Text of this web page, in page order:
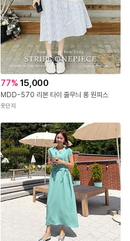
77% 15,000
MDD-570 리본 타이 줄무늬 롱 원피스
옷단지